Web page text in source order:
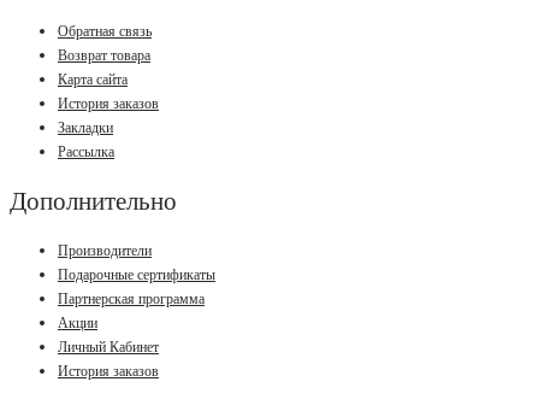
Обратная связь
Возврат товара
Карта сайта
История заказов
Закладки
Рассылка
Дополнительно
Производители
Подарочные сертификаты
Партнерская программа
Акции
Личный Кабинет
История заказов